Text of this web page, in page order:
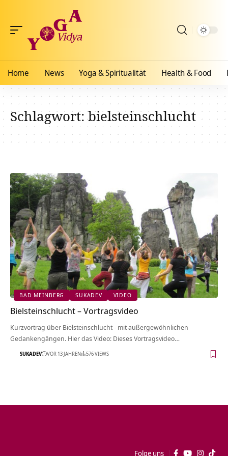
Home News Yoga & Spiritualität Health & Food
Schlagwort:bielsteinschlucht
BAD MEINBERG SUKADEV VIDEO
Bielsteinschlucht‏‎ – Vortragsvideo
Kurzvortrag über Bielsteinschlucht‏‎ - mit außergewöhnlichen
Gedankengängen. Hier das Video: Dieses Vortragsvideo…
SUKADEV VOR 13 JAHREN 576 VIEWS
Folge uns